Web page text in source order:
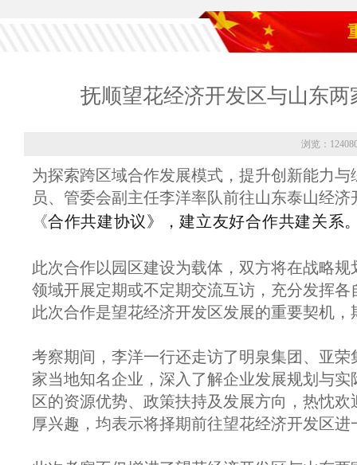
抚顺望花经济开发区与山东
浏览：
为探索跨区域合作发展模式，提升创新能力
员、管委会副主任李洋率队前往山东泰山经
《合作共建协议》，建立友好合作共建关系
此次合作以园区建设为载体，双方将在战略
领域开展定期或不定期交流互访，充分发挥
此次合作是望花经济开发区发展的重要契机
考察期间，李洋一行还走访了明泉集团、亚
家当地知名企业，深入了解企业发展规划与
区的资源优势、政策扶持及发展方向，热忱
厚兴趣，均表示将择期前往望花经济开发区进